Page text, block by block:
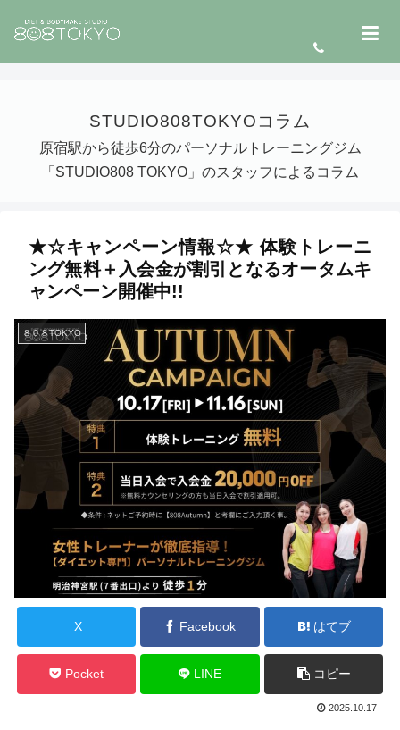
STUDIO808TOKYOコラム
原宿駅から徒歩6分のパーソナルトレーニングジム
「STUDIO808 TOKYO」のスタッフによるコラム
★☆キャンペーン情報☆★ 体験トレーニ
ング無料＋入会金が割引となるオータムキ
ャンペーン開催中!!
８０８TOKYO
X Facebook はてブ
Pocket LINE コピー
2025.10.17